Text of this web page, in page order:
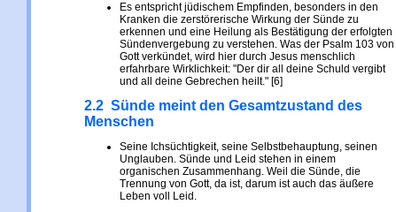
Es entspricht jüdischem Empfinden, besonders in den
Kranken die zerstörerische Wirkung der Sünde zu
erkennen und eine Heilung als Bestätigung der erfolgten
Sündenvergebung zu verstehen. Was der Psalm 103 von
Gott verkündet, wird hier durch Jesus menschlich
erfahrbare Wirklichkeit: "Der dir all deine Schuld vergibt
und all deine Gebrechen heilt." [6]
2.2 Sünde meint den Gesamtzustand des
Menschen
Seine Ichsüchtigkeit, seine Selbstbehauptung, seinen
Unglauben. Sünde und Leid stehen in einem
organischen Zusammenhang. Weil die Sünde, die
Trennung von Gott, da ist, darum ist auch das äußere
Leben voll Leid.